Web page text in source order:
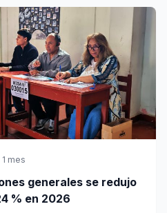
mes
generales se redujo
% en 2026